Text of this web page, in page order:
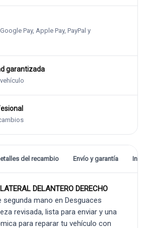
Pay, Apple Pay, PayPal y
garantizada
del recambio Envío y garantía
DELANTERO DERECHO
segunda mano en Desguaces
revisada, lista para enviar y una
para reparar tu vehículo con